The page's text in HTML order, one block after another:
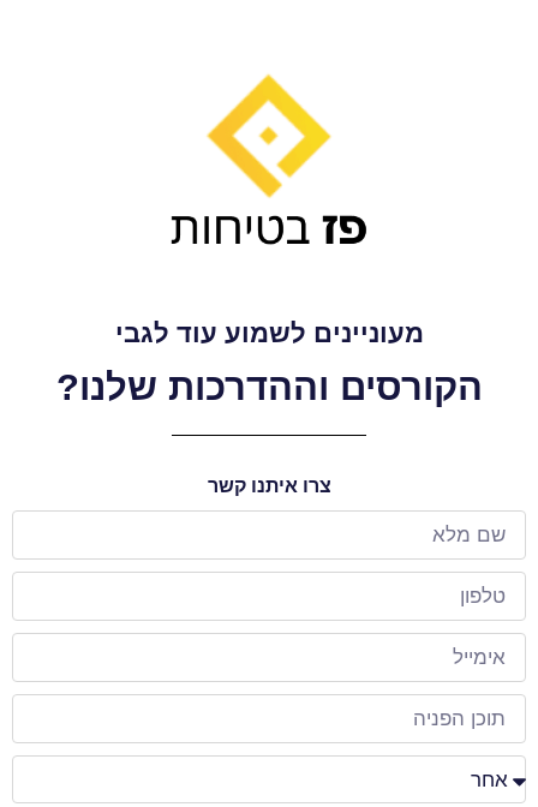
מעוניינים לשמוע עוד לגבי
הקורסים וההדרכות שלנו?
צרו איתנו קשר